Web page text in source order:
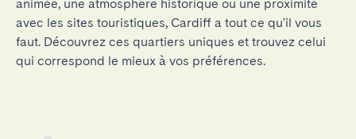
animée, une atmosphère historique ou une proximité
avec les sites touristiques, Cardiff a tout ce qu'il vous
faut. Découvrez ces quartiers uniques et trouvez celui
qui correspond le mieux à vos préférences.